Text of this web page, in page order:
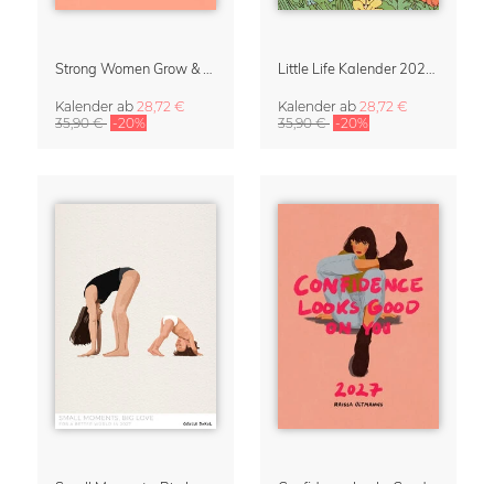
Kalender ab 28,72 €
35,90 € -20%
Kalender ab 28,72 €
35,90 € -20%